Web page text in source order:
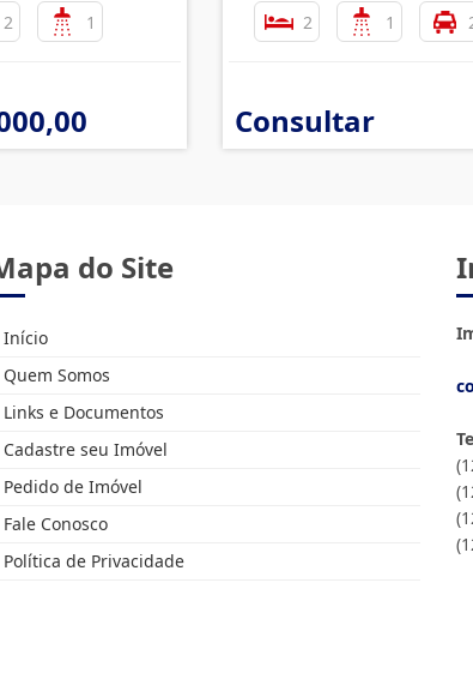
2 1 2 1
Consultar
do Site
Início
Quem Somos
Links e Documentos
Cadastre seu Imóvel
Pedido de Imóvel
Fale Conosco
Política de Privacidade